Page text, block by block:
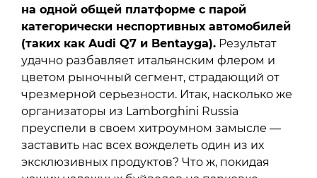
на одной общей платформе с парой
категорически неспортивных автомобилей
(таких как Audi Q7 и Bentayga). Результат
удачно разбавляет итальянским флером и
цветом рыночный сегмент, страдающий от
чрезмерной серьезности. Итак, насколько же
организаторы из Lamborghini Russia
преуспели в своем хитроумном замысле —
заставить нас всех вожделеть один из их
эксклюзивных продуктов? Что ж, покидая